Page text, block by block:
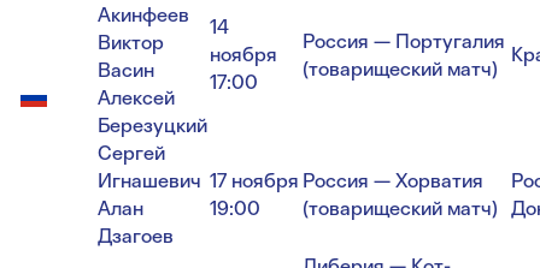
Акинфеев
Виктор
Васин
Алексей
Березуцкий
Сергей
Игнашевич
Алан
Дзагоев
14
ноября
17:00
Россия — Португалия
(товарищеский матч)
17 ноября
19:00
Россия — Хорватия
(товарищеский матч)